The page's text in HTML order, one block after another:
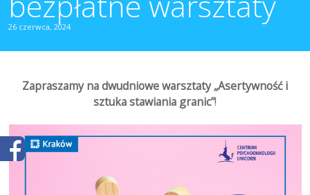
26 czerwca, 2024
Zapraszamy na dwudniowe warsztaty „Asertywność i
sztuka stawiania granic”!